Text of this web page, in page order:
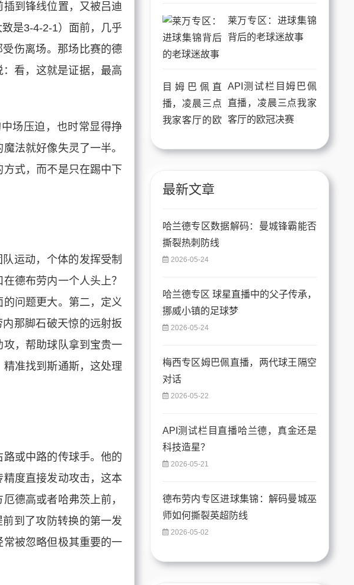
到锋线位置，又被吕迪
是3-4-2-1）面前，几乎
伤离场。那场比赛的德
看，这就是证据，最高
场压迫，也时常显得挣
法就好像失灵了一半。
式，而不是只在踢中下
运动，个体的发挥受制
德布劳内一个人头上？
问题更大。第二，定义
那脚石破天惊的远射扳
，帮助球队拿到宝贵一
准找到斯通斯，这处理
或中路的传球手。他的
度直接发动攻击，这本
德高或者哈弗茨上前，
到了攻防转换的第一发
被忽略但极其重要的一
莱万专区：进球集锦
背后的老球迷故事
API测试栏目姆巴佩
直播，凌晨三点我家
客厅的欧冠决赛
最新文章
哈兰德专区数据解码：曼城锋霸能否
撕裂热刺防线
2026-05-24
哈兰德专区 球星直播中的父子传承，
挪威小镇的足球梦
2026-05-24
梅西专区姆巴佩直播，两代球王隔空
对话
2026-05-22
API测试栏目直播哈兰德，真金还是
科技造星？
2026-05-21
德布劳内专区进球集锦：解码曼城巫
师如何撕裂英超防线
2026-05-02